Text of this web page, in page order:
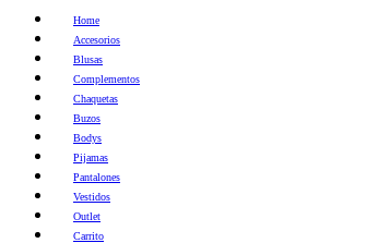
Home
Accesorios
Blusas
Complementos
Chaquetas
Buzos
Bodys
Pijamas
Pantalones
Vestidos
Outlet
Carrito